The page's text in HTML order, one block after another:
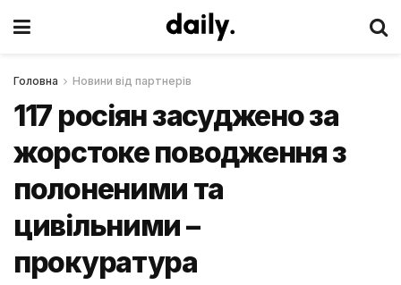
Головна Новини від партнерів
117 росіян засуджено за
жорстоке поводження з
полоненими та
цивільними –
прокуратура